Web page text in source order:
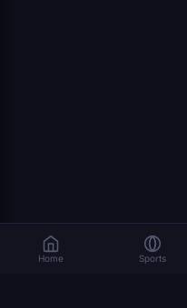
Home Sports